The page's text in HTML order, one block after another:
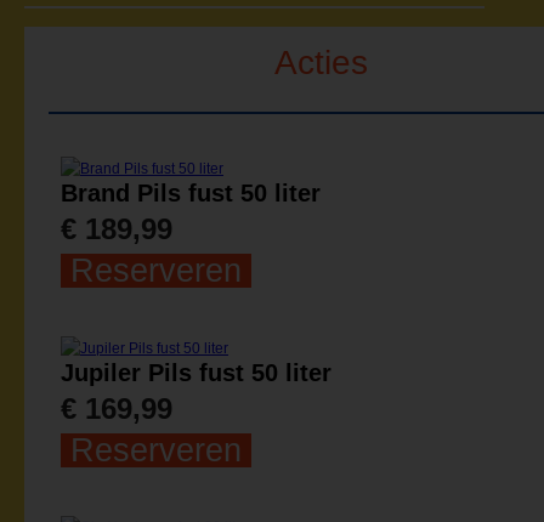
Acties
Brand Pils fust 50 liter
€ 189,99
Reserveren
Jupiler Pils fust 50 liter
€ 169,99
Reserveren